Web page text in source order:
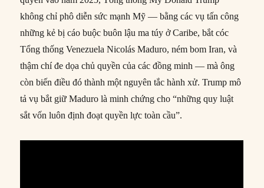
không chỉ phô diễn sức mạnh Mỹ — bằng các vụ tấn công
những kẻ bị cáo buộc buôn lậu ma túy ở Caribe, bắt cóc
Tổng thống Venezuela Nicolás Maduro, ném bom Iran, và
thậm chí đe dọa chủ quyền của các đồng minh — mà ông
còn biến điều đó thành một nguyên tắc hành xử. Trump mô
tả vụ bắt giữ Maduro là minh chứng cho “những quy luật
sắt vốn luôn định đoạt quyền lực toàn cầu”.